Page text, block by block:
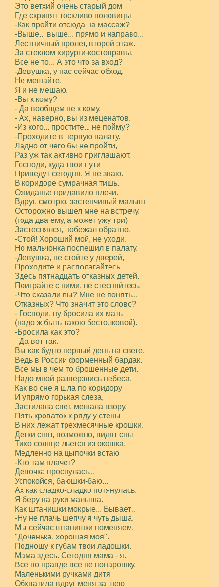
Это ветхий очень старый дом
Где скрипят тоскливо половицы
-Как пройти отсюда на массаж?
-Выше... выше... прямо и направо...
Лестничный пролет, второй этаж.
За стеклом хирурги-костоправы.
Все не то... А это что за вход?
-Девушка, у нас сейчас обход.
Не мешайте.
Я и не мешаю.
-Вы к кому?
- Да вообщем не к кому.
- Ах, наверно, вы из меценатов.
-Из кого... простите... не пойму?
-Проходите в первую палату.
Ладно от чего бы не пройти,
Раз уж так активно приглашают.
Господи, куда твои пути
Приведут сегодня. Я не знаю.
В коридоре сумрачная тишь.
Ожиданье придавило плечи.
Вдруг, смотрю, застенчивый малыш
Осторожно вышел мне на встречу.
(года два ему, а может ужу три)
Застеснялся, побежал обратно.
-Стой! Хороший мой, не уходи.
Но мальчонка поспешил в палату.
-Девушка, не стойте у дверей,
Проходите и располагайтесь.
Здесь пятнадцать отказных детей.
Поиграйте с ними, не стесняйтесь.
-Что сказали вы? Мне не понять...
Отказных? Что значит это слово?
- Господи, ну бросила их мать
(надо ж быть такою бестолковой).
-Бросила как это?
- Да вот так.
Вы как будто первый день на свете.
Ведь в России форменный бардак.
Все мы в чем то брошенные дети.
Надо мной разверзлись небеса.
Как во сне я шла по коридору
И упрямо горькая слеза,
Застилала свет, мешала взору.
Пять кроваток к ряду у стены
В них лежат трехмесячные крошки.
Детки спят, возможно, видят сны
Тихо солнце льется из окошка.
Медленно на цыпочки встаю
-Кто там плачет?
Девочка проснулась...
Успокойся, баюшки-баю...
Ах как сладко-сладко потянулась.
Я беру на руки малыша.
Как штанишки мокрые... Бывает...
-Ну не плачь шепчу я чуть дыша.
Мы сейчас штанишки поменяем.
"Доченька, хорошая моя".
Подношу к губам твои ладошки.
Мама здесь. Сегодня мама - я.
Все по правде все не понарошку.
Маленькими ручками дитя
Обхватила вдруг меня за шею